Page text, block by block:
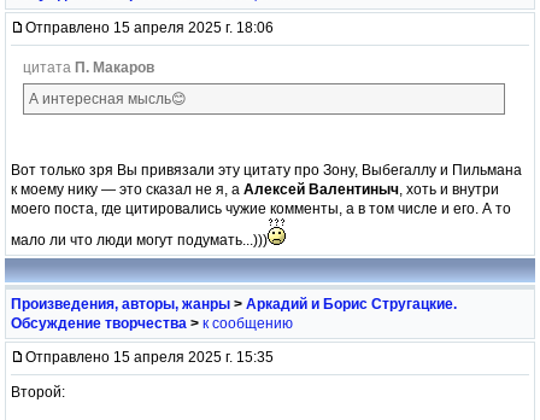
Отправлено 15 апреля 2025 г. 18:06
цитата П. Макаров
А интересная мысль😊
Вот только зря Вы привязали эту цитату про Зону, Выбегаллу и Пильмана
к моему нику — это сказал не я, а Алексей Валентиныч, хоть и внутри
моего поста, где цитировались чужие комменты, а в том числе и его. А то
мало ли что люди могут подумать...)))
Произведения, авторы, жанры > Аркадий и Борис Стругацкие.
Обсуждение творчества > к сообщению
Отправлено 15 апреля 2025 г. 15:35
Второй: